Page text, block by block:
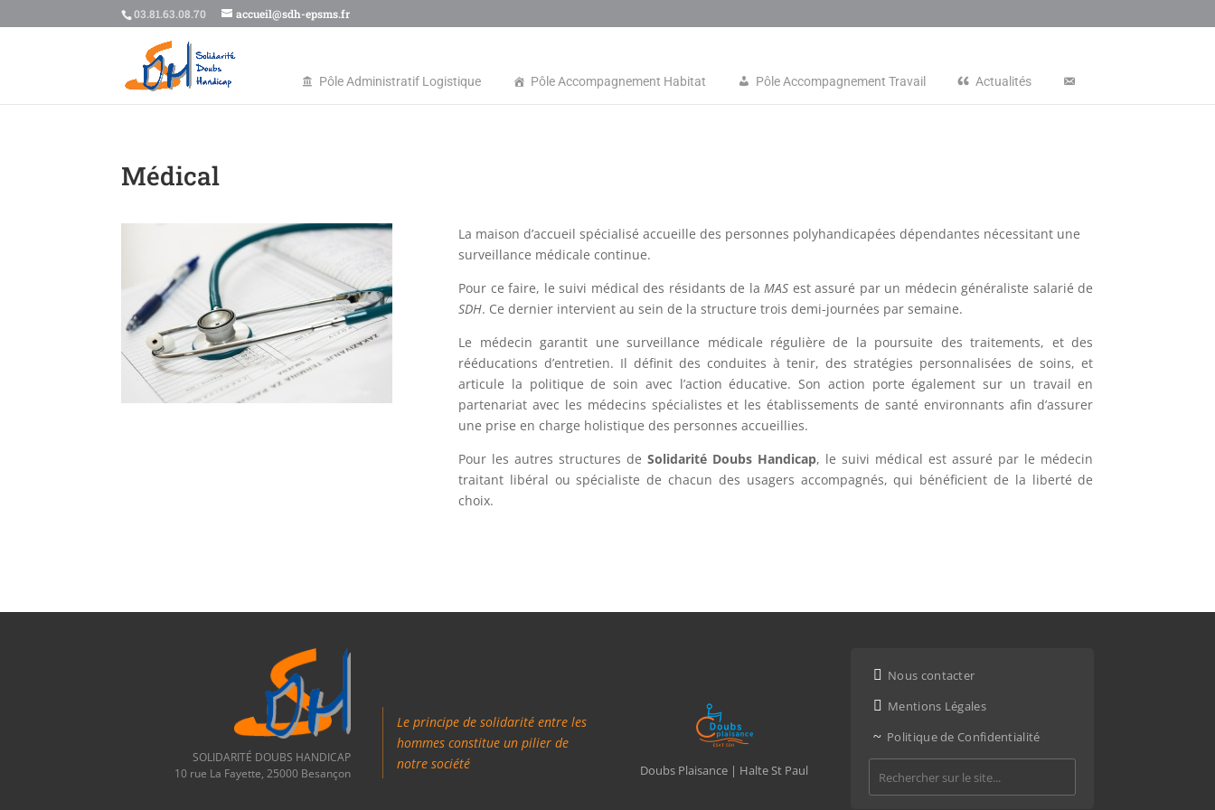
03.81.63.08.70 accueil@sdh-epsms.fr
Pôle Administratif Logistique Pôle Accompagnement Habitat Pôle Accompagnement Travail Actualités
Médical
La maison d’accueil spécialisé accueille des personnes polyhandicapées dépendantes nécessitant une
surveillance médicale continue.
Pour ce faire, le suivi médical des résidants de laMAS est assuré par un médecin généraliste salarié de
SDH. Ce dernier intervient au sein de la structure trois demi-journées par semaine.
Le médecin garantit une surveillance médicale régulière de la poursuite des traitements, et des
rééducations d’entretien. Il définit des conduites à tenir, des stratégies personnalisées de soins, et
articule la politique de soin avec l’action éducative. Son action porte également sur un travail en
partenariat avec les médecins spécialistes et les établissements de santé environnants afin d’assurer
une prise en charge holistique des personnes accueillies.
Pour les autres structures deSolidarité Doubs Handicap, le suivi médical est assuré par le médecin
traitant libéral ou spécialiste de chacun des usagers accompagnés, qui bénéficient de la liberté de
choix.
SOLIDARITÉ DOUBS HANDICAP
10 rue La Fayette, 25000 Besançon
Le principe de solidarité entre les
hommes constitue un pilier de
notre société
Doubs Plaisance | Halte St Paul
 Nous contacter
 Mentions Légales
~ Politique de Confidentialité